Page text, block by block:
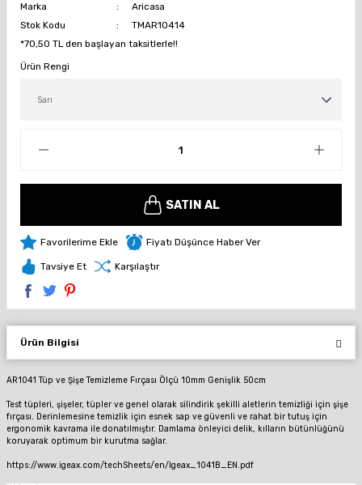
Marka
Aricasa
Stok Kodu
TMAR10414
*70,50 TL den başlayan taksitlerle!!
Ürün Rengi
SATIN AL
Fiyatı Düşünce Haber Ver
Tavsiye Et Karşılaştır
Ürün Bilgisi
AR1041 Tüp ve Şişe Temizleme Fırçası Ölçü 10mm Genişlik 50cm
Test tüpleri, şişeler, tüpler ve genel olarak silindirik şekilli aletlerin temizliği için şişe
fırçası. Derinlemesine temizlik için esnek sap ve güvenli ve rahat bir tutuş için
ergonomik kavrama ile donatılmıştır. Damlama önleyici delik, kılların bütünlüğünü
koruyarak optimum bir kurutma sağlar.
https://www.igeax.com/techSheets/en/Igeax_1041B_EN.pdf